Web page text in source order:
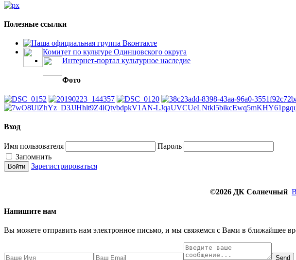
Полезные ссылки
Наша официальная группа Вконтакте
Комитет по культуре Одинцовского округа
Интернет-портал культурное наследие
Фото
Вход
Имя пользователя
Пароль
Запомнить
Зарегистрироваться
©2026 ДК Солнечный
Напишите нам
Вы можете отправить нам электронное письмо, и мы свяжемся с Вами в ближайшее
Send